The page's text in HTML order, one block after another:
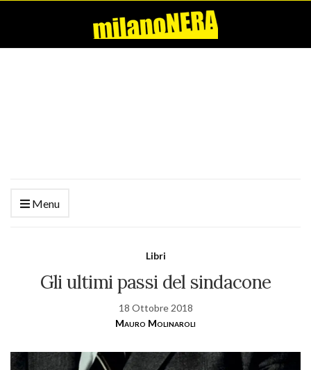
Menu
Libri
Gli ultimi passi del sindacone
18 Ottobre 2018
Mauro Molinaroli